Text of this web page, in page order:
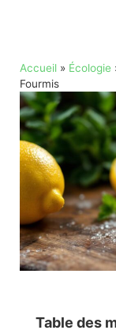
Accueil » Écologie
Fourmis
Table des